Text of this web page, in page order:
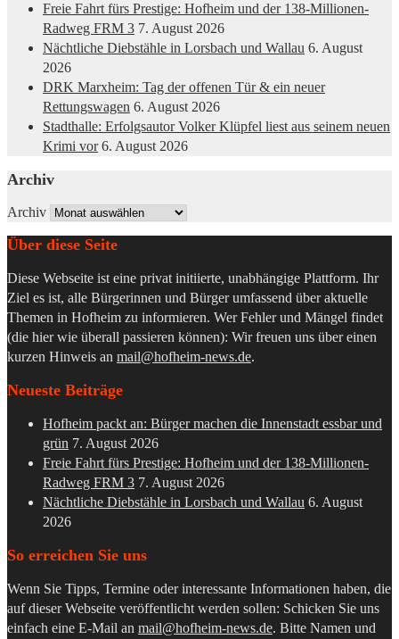
Freie Fahrt fürs Prestige: Hofheim und der 138-Millionen-
Radweg FRM 3 7. August 2026
Nächtliche Diebstähle in Lorsbach und Wallau 6. August
2026
DRK Marxheim: Tag der offenen Tür & ein neuer
Rettungswagen 6. August 2026
Stadthalle: Erfolgsautor Volker Klüpfel liest aus seinem neuen
Krimi vor 6. August 2026
Archiv
Archiv
Über diese Seite
Diese Webseite ist eine privat initiierte, unabhängige Plattform. Ihr
Ziel es ist, alle Bürgerinnen und Bürger umfassend über aktuelle
Themen in Hofheim zu informieren. Wer Fehler und Mängel findet
(die hier wie überall passieren können): Wir freuen uns über einen
kurzen Hinweis an mail@hofheim-news.de.
Neueste Beiträge
Hofheim packt an: Bürger machen die Innenstadt essbar und
grün 7. August 2026
Freie Fahrt fürs Prestige: Hofheim und der 138-Millionen-
Radweg FRM 3 7. August 2026
Nächtliche Diebstähle in Lorsbach und Wallau 6. August
2026
So erreichen Sie uns
Wenn Sie Tipps, Termine oder interessante Informationen haben, die
auf dieser Webseite veröffentlicht werden sollen: Schicken Sie uns
einfach eine E-Mail an mail@hofheim-news.de. Bitte Namen und